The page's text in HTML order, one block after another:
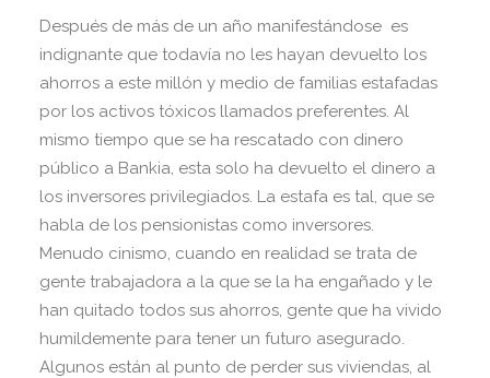
Después de más de un año manifestándose es
indignante que todavía no les hayan devuelto los
ahorros a este millón y medio de familias estafadas
por los activos tóxicos llamados preferentes. Al
mismo tiempo que se ha rescatado con dinero
público a Bankia, esta solo ha devuelto el dinero a
los inversores privilegiados. La estafa es tal, que se
habla de los pensionistas como inversores.
Menudo cinismo, cuando en realidad se trata de
gente trabajadora a la que se la ha engañado y le
han quitado todos sus ahorros, gente que ha vivido
humildemente para tener un futuro asegurado.
Algunos están al punto de perder sus viviendas, al